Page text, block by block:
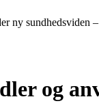
ny sundhedsviden
og